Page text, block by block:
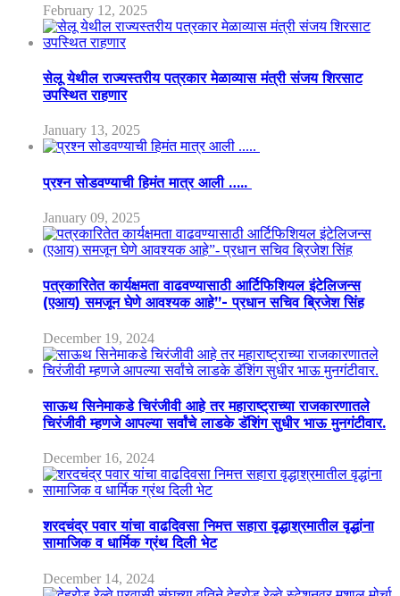
February 12, 2025
सेलू येथील राज्यस्तरीय पत्रकार मेळाव्यास मंत्री संजय शिरसाट
उपस्थित राहणार
January 13, 2025
प्रश्न सोडवण्याची हिमंत मात्र आली …..
January 09, 2025
पत्रकारितेत कार्यक्षमता वाढवण्यासाठी आर्टिफिशियल इंटेलिजन्स
(एआय) समजून घेणे आवश्यक आहे”- प्रधान सचिव ब्रिजेश सिंह
December 19, 2024
साऊथ सिनेमाकडे चिरंजीवी आहे तर महाराष्ट्राच्या राजकारणातले
चिरंजीवी म्हणजे आपल्या सर्वांचे लाडके डॅशिंग सुधीर भाऊ मुनगंटीवार.
December 16, 2024
शरदचंद्र पवार यांचा वाढदिवसा निमत्त सहारा वृद्धाश्रमातील वृद्धांना
सामाजिक व धार्मिक ग्रंथ दिली भेट
December 14, 2024